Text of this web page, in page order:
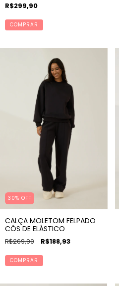
R$299,90
COMPRAR
30% OFF
CALÇA MOLETOM FELPADO
CÓS DE ELÁSTICO
R$269,90 R$188,93
COMPRAR